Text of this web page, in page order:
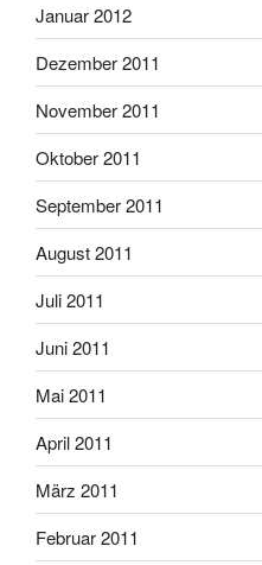
Januar 2012
Dezember 2011
November 2011
Oktober 2011
September 2011
August 2011
Juli 2011
Juni 2011
Mai 2011
April 2011
März 2011
Februar 2011